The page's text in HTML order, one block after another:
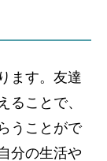
ます。友達
ることで、
うことがで
分の生活や